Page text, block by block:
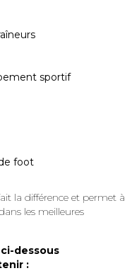
sportif
foot
la différence et permet à
les meilleures
dessous
: